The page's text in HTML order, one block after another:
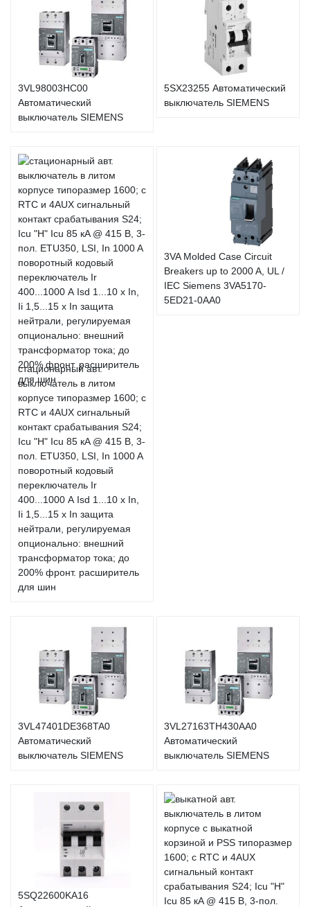
3VL98003HC00
Автоматический
выключатель SIEMENS
5SX23255 Автоматический
выключатель SIEMENS
стационарный авт.
выключатель в литом
корпусе типоразмер 1600; с
RTC и 4AUX сигнальный
контакт срабатывания S24;
Icu "H" Icu 85 кA @ 415 В, 3-
пол. ETU350, LSI, In 1000 A
поворотный кодовый
переключатель Ir
400...1000 А Isd 1...10 x In,
Ii 1,5...15 x In защита
нейтрали, регулируемая
опционально: внешний
трансформатор тока; до
200% фронт. расширитель
для шин
3VA Molded Case Circuit
Breakers up to 2000 A, UL /
IEC Siemens 3VA5170-
5ED21-0AA0
3VL47401DE368TA0
Автоматический
выключатель SIEMENS
3VL27163TH430AA0
Автоматический
выключатель SIEMENS
5SQ22600KA16